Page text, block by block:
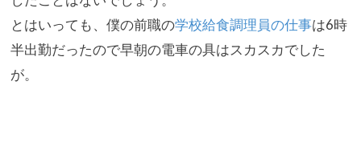
とはいっても、 僕の前職の学校給食調理員の仕事は6時
半出勤だったので早朝の電車の具はスカスカでした
が。